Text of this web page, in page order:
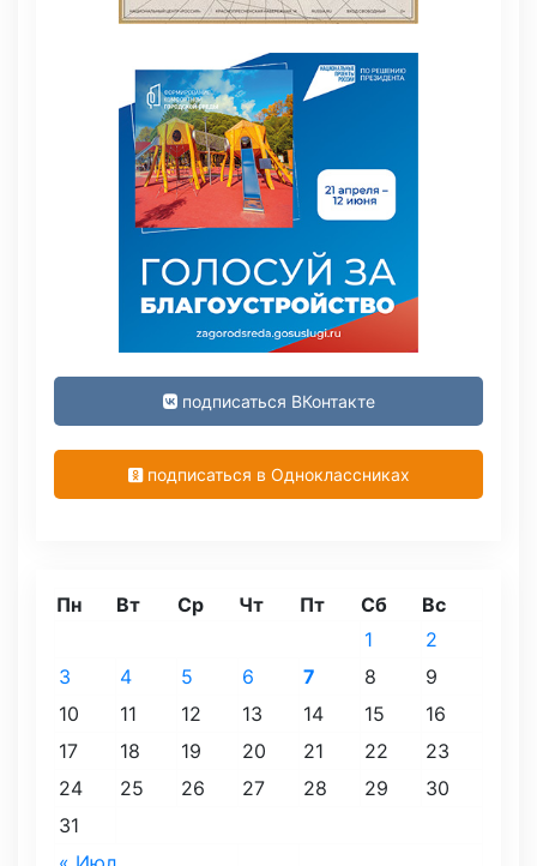
подписаться ВКонтакте
подписаться в Одноклассниках
Пн Вт Ср Чт Пт Сб Вс
1
2
3
4 5 6 7 8
9
10
11 12 13 14 15
16
17
18 19 20 21 22
23
24
25 26 27 28 29
30
31